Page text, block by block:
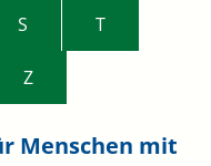
S T
Z
Menschen mit